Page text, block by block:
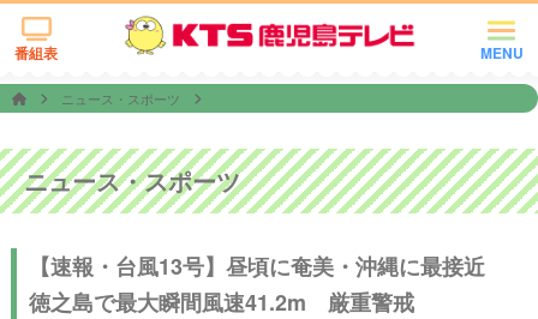
MENU
番組表
ニュース・スポーツ
ニュース・スポーツ
【速報・台風13号】昼頃に奄美・沖縄に最接近
徳之島で最大瞬間風速41.2m 厳重警戒